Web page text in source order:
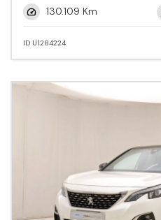
130.109 Km
ID U1284224